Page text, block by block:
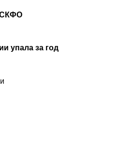
СКФО
упала за год